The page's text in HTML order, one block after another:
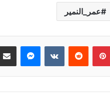
عمر_النمير
بينتيريست ماسنجر